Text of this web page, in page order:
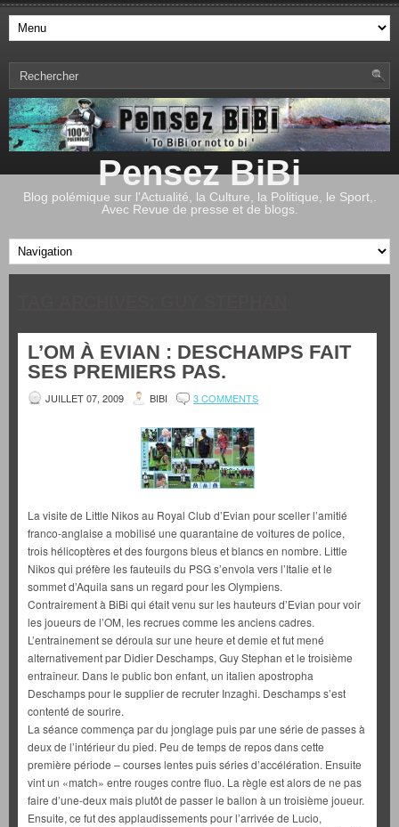
Pensez BiBi
Blog polémique sur l'Actualité, la Culture, la Politique, le Sport,.
Avec Revue de presse et de blogs.
L’OM À EVIAN : DESCHAMPS FAIT
SES PREMIERS PAS.
JUILLET 07, 2009 BIBI 3 COMMENTS
La visite de Little Nikos au Royal Club d’Evian pour sceller l’amitié
franco-anglaise a mobilisé une quarantaine de voitures de police,
trois hélicoptères et des fourgons bleus et blancs en nombre. Little
Nikos qui préfère les fauteuils du PSG s’envola vers l’Italie et le
sommet d’Aquila sans un regard pour les Olympiens.
Contrairement à BiBi qui était venu sur les hauteurs d’Evian pour voir
les joueurs de l’OM, les recrues comme les anciens cadres.
L’entrainement se déroula sur une heure et demie et fut mené
alternativement par Didier Deschamps, Guy Stephan et le troisième
entraîneur. Dans le public bon enfant, un italien apostropha
Deschamps pour le supplier de recruter Inzaghi. Deschamps s’est
contenté de sourire.
La séance commença par du jonglage puis par une série de passes à
deux de l’intérieur du pied. Peu de temps de repos dans cette
première période – courses lentes puis séries d’accélération. Ensuite
vint un «match» entre rouges contre fluo. La règle est alors de ne pas
faire d’une-deux mais plutôt de passer le ballon à un troisième joueur.
Ensuite, ce fut des applaudissements pour l’arrivée de Lucio,